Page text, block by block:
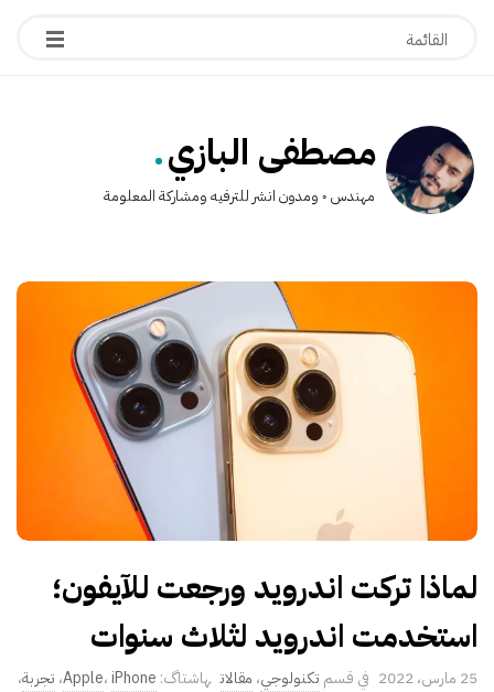
مصطفى البازي.
مهندس ◦ ومدون انشر للترفيه ومشاركة المعلومة
لماذا تركت اندرويد ورجعت للآيفون؛
استخدمت اندرويد لثلاث سنوات
P
25 مارس، 2022 تكنولوجي، مقالات Apple،iPhone ، تجربة،